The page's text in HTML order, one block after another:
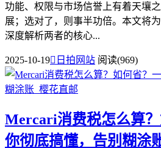
功能、权限与市场信誉上有着天壤
展；选对了，则事半功倍。本文将
深度解析两者的核心...
2025-10-19 日拍网站 阅读(969)
Mercari消费税怎么算
你彻底搞懂，告别糊涂